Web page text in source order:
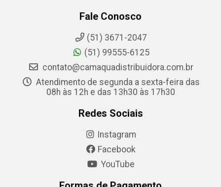
Fale Conosco
(51) 3671-2047
(51) 99555-6125
contato@camaquadistribuidora.com.br
Atendimento de segunda a sexta-feira das
08h às 12h e das 13h30 às 17h30
Redes Sociais
Instagram
Facebook
YouTube